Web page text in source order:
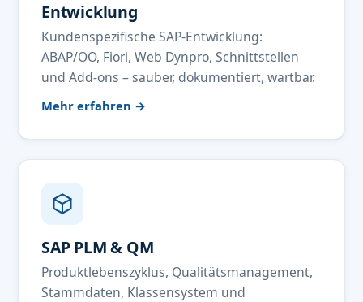
Entwicklung
Kundenspezifische SAP-Entwicklung:
ABAP/OO, Fiori, Web Dynpro, Schnittstellen
und Add-ons – sauber, dokumentiert, wartbar.
Mehr erfahren →
SAP PLM & QM
Produktlebenszyklus, Qualitätsmanagement,
Stammdaten, Klassensystem und